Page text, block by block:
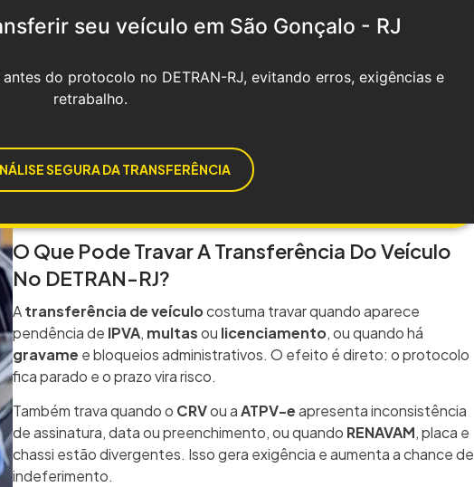
seu veículo em São Gonçalo - RJ
do protocolo no DETRAN-RJ, evitando erros, exigências e
retrabalho.
SEGURA DA TRANSFERÊNCIA
O Que Pode Travar A Transferência Do Veículo
No DETRAN-RJ?
Atransferência de veículocostuma travar quando aparece
pendência de IPVA, multasou licenciamento, ou quando há
gravame e bloqueios administrativos. O efeito é direto: o protocolo
fica parado e o prazo vira risco.
Também trava quando o CRVou aATPV-eapresenta inconsistência
de assinatura, data ou preenchimento, ou quando RENAVAM, placa e
chassi estão divergentes. Isso gera exigência e aumenta a chance de
indeferimento.